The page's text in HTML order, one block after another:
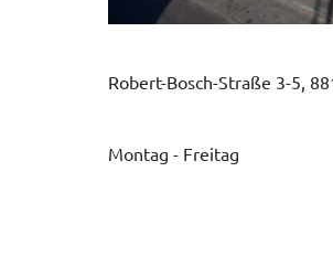
Robert-Bosch-Straße 3-5,
Montag - Freitag